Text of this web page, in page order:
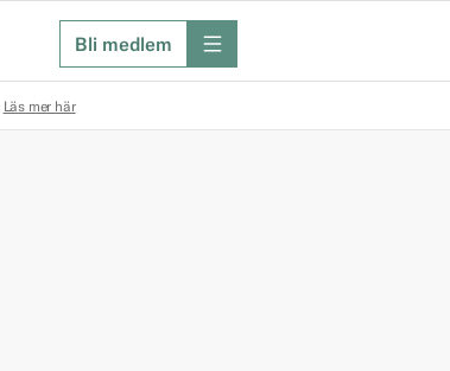
Bli medlem meny
Läs mer här